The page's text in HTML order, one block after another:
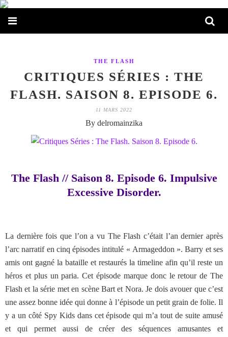
THE FLASH
CRITIQUES SÉRIES : THE
FLASH. SAISON 8. EPISODE 6.
11 MARS 2022
By delromainzika
The Flash // Saison 8. Episode 6. Impulsive
Excessive Disorder.
La dernière fois que l’on a vu The Flash c’était l’an dernier après
l’arc narratif en cinq épisodes intitulé « Armageddon ». Barry et ses
amis ont gagné la bataille et restaurés la timeline afin qu’il reste un
héros et plus un paria. Cet épisode marque donc le retour de The
Flash et la série met en scène Bart et Nora. Je dois avouer que c’est
une assez bonne idée qui donne à l’épisode un petit grain de folie. Il
y a un côté Spy Kids dans cet épisode qui m’a tout de suite amusé
et qui permet aussi de créer des séquences amusantes et